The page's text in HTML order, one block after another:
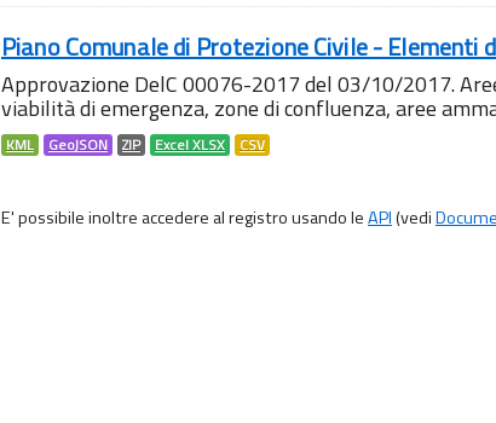
Piano Comunale di Protezione Civile - Elementi
Approvazione DelC 00076-2017 del 03/10/2017.
viabilità di emergenza, zone di confluenza, aree
KML GeoJSON ZIP Excel XLSX CSV
E' possibile inoltre accedere al registro usando leAPI(vedi